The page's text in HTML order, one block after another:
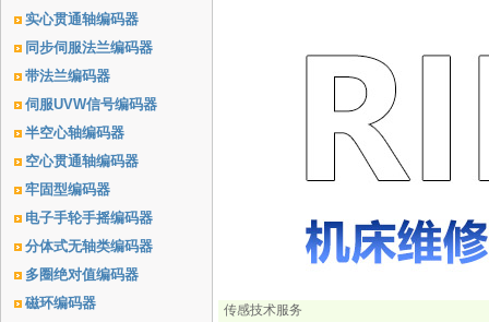
实心贯通轴编码器
同步伺服法兰编码器
带法兰编码器
伺服UVW信号编码器
半空心轴编码器
空心贯通轴编码器
牢固型编码器
电子手轮手摇编码器
分体式无轴类编码器
多圈绝对值编码器
磁环编码器
传感技术服务